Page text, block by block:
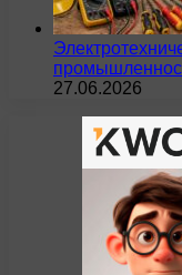
27.06.2026